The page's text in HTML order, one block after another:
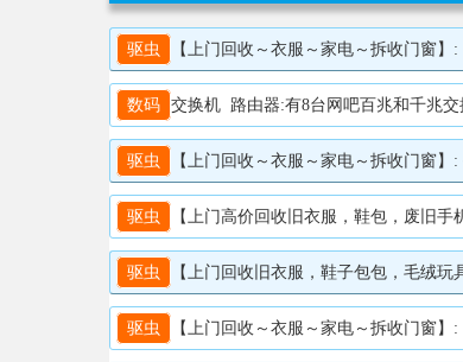
驱虫 【上门回收～衣服～家电～拆收门窗】: 旧手机、平板、电脑、
数码 交换机 路由器:有8台网吧百兆和千兆交
驱虫 【上门回收～衣服～家电～拆收门窗】: 手机、平板、电脑、电
驱虫 【上门高价回收旧衣服，鞋包，废旧手机】: 上门速度快，回
驱虫 【上门回收旧衣服，鞋子包包，毛绒玩具，棉花被子，
驱虫 【上门回收～衣服～家电～拆收门窗】: 旧手机、电脑、